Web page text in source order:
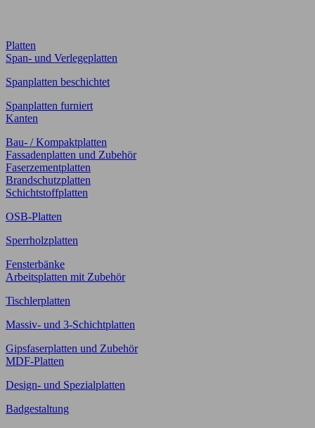
Platten
Span- und Verlegeplatten
Spanplatten beschichtet
Spanplatten furniert
Kanten
Bau- / Kompaktplatten
Fassadenplatten und Zubehör
Faserzementplatten
Brandschutzplatten
Schichtstoffplatten
OSB-Platten
Sperrholzplatten
Fensterbänke
Arbeitsplatten mit Zubehör
Tischlerplatten
Massiv- und 3-Schichtplatten
Gipsfaserplatten und Zubehör
MDF-Platten
Design- und Spezialplatten
Badgestaltung